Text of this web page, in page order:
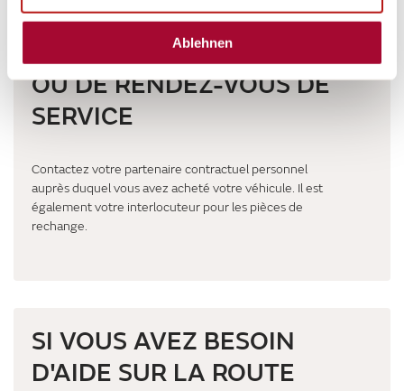
Ablehnen
EN CAS DE QUESTIONS
OU DE RENDEZ-VOUS DE
SERVICE
Contactez votre partenaire contractuel personnel
auprès duquel vous avez acheté votre véhicule. Il est
également votre interlocuteur pour les pièces de
rechange.
SI VOUS AVEZ BESOIN
D'AIDE SUR LA ROUTE